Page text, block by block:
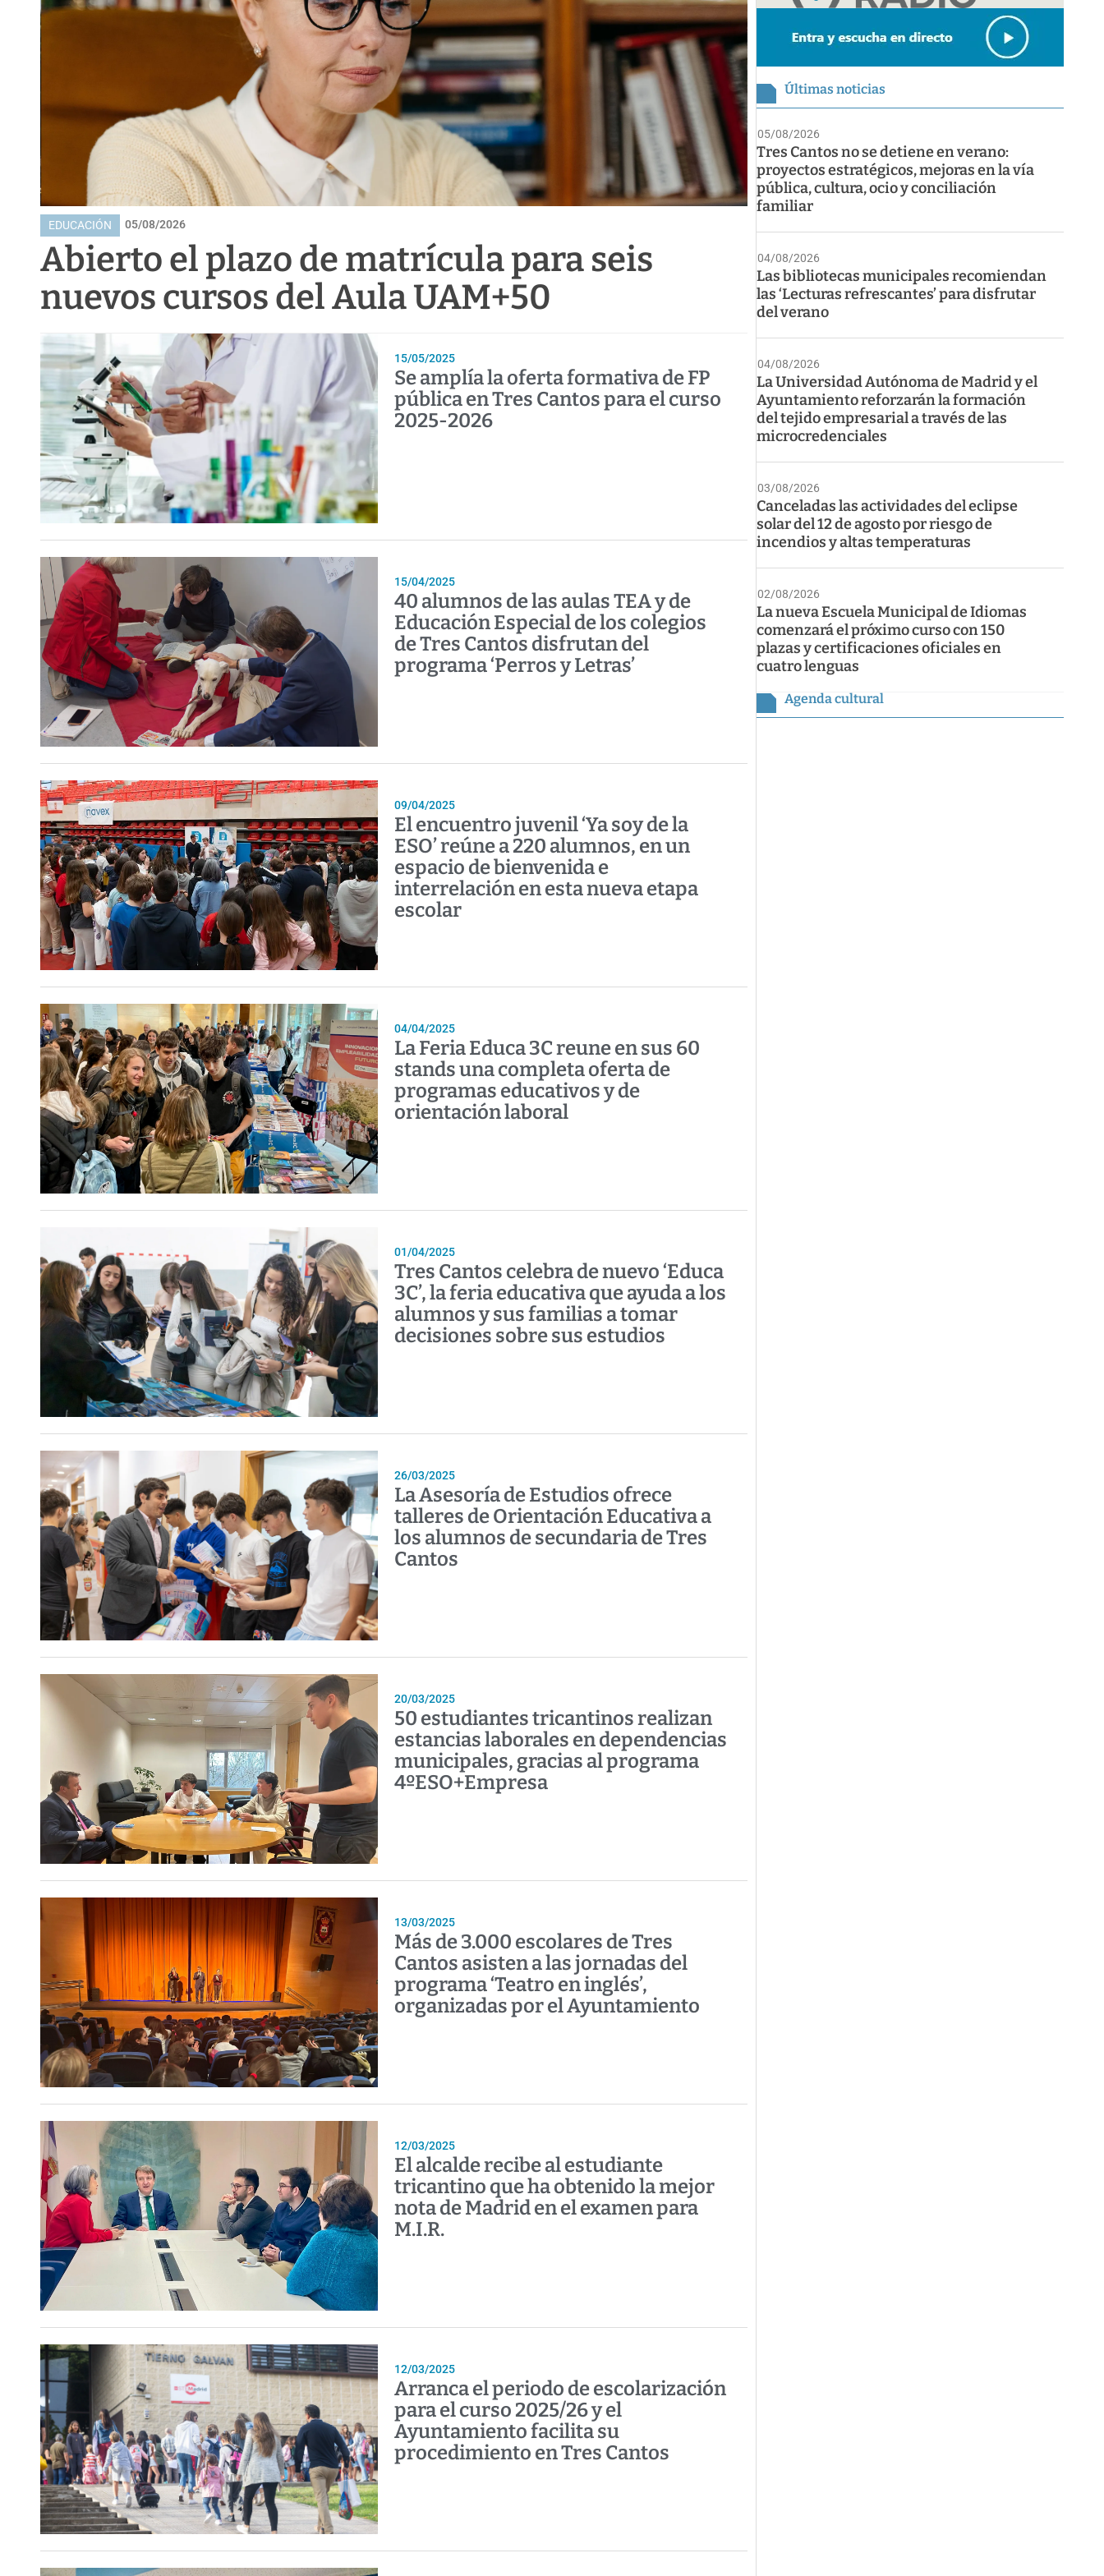
EDUCACIÓN 05/08/2026
Abierto el plazo de matrícula para seis
nuevos cursos del Aula UAM+50
15/05/2025
Se amplía la oferta formativa de FP
pública en Tres Cantos para el curso
2025-2026
15/04/2025
40 alumnos de las aulas TEA y de
Educación Especial de los colegios
de Tres Cantos disfrutan del
programa ‘Perros y Letras’
09/04/2025
El encuentro juvenil ‘Ya soy de la
ESO’ reúne a 220 alumnos, en un
espacio de bienvenida e
interrelación en esta nueva etapa
escolar
04/04/2025
La Feria Educa 3C reune en sus 60
stands una completa oferta de
programas educativos y de
orientación laboral
01/04/2025
Tres Cantos celebra de nuevo ‘Educa
3C’, la feria educativa que ayuda a los
alumnos y sus familias a tomar
decisiones sobre sus estudios
26/03/2025
La Asesoría de Estudios ofrece
talleres de Orientación Educativa a
los alumnos de secundaria de Tres
Cantos
20/03/2025
50 estudiantes tricantinos realizan
estancias laborales en dependencias
municipales, gracias al programa
4ºESO+Empresa
13/03/2025
Más de 3.000 escolares de Tres
Cantos asisten a las jornadas del
programa ‘Teatro en inglés’,
organizadas por el Ayuntamiento
12/03/2025
El alcalde recibe al estudiante
tricantino que ha obtenido la mejor
nota de Madrid en el examen para
M.I.R.
12/03/2025
Arranca el periodo de escolarización
para el curso 2025/26 y el
Ayuntamiento facilita su
procedimiento en Tres Cantos
Últimas noticias
05/08/2026
Tres Cantos no se detiene en verano:
proyectos estratégicos, mejoras en la vía
pública, cultura, ocio y conciliación
familiar
04/08/2026
Las bibliotecas municipales recomiendan
las ‘Lecturas refrescantes’ para disfrutar
del verano
04/08/2026
La Universidad Autónoma de Madrid y el
Ayuntamiento reforzarán la formación
del tejido empresarial a través de las
microcredenciales
03/08/2026
Canceladas las actividades del eclipse
solar del 12 de agosto por riesgo de
incendios y altas temperaturas
02/08/2026
La nueva Escuela Municipal de Idiomas
comenzará el próximo curso con 150
plazas y certificaciones oficiales en
cuatro lenguas
Agenda cultural